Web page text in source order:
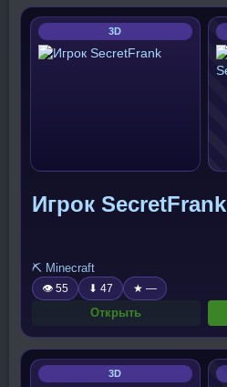
3D
Игрок SecretFrank
⛏️ Minecraft
👁 55 ⬇ 47 ★ —
Открыть
3D